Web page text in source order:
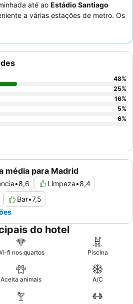
até ao Estádio Santiago
a várias estações de metro. Os
vintage
sua simpatia e prestabilidade
o
Para uma experiência mais
considerar pedir um quarto
média para Madrid
•8,6 Limpeza•8,4
Bar•7,5
48%
25%
16%
5%
6%
do hotel
fi nos quartos Piscina
Aceita animais A/C